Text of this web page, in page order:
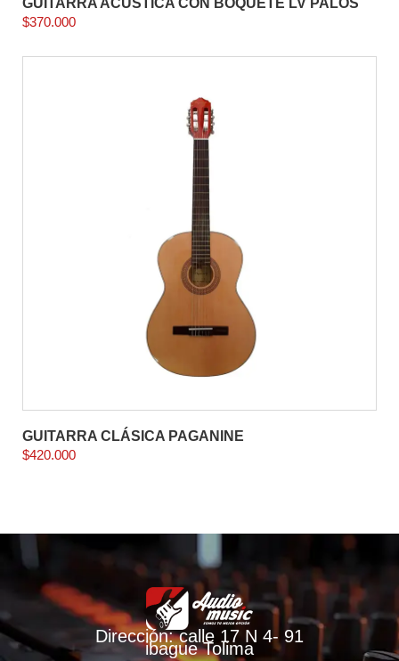
GUITARRA ACÚSTICA CON BOQUETE LV PALOS
$370.000
GUITARRA CLÁSICA PAGANINE
$420.000
Dirección: calle 17 N 4- 91
ibague Tolima